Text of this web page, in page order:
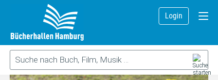
Login